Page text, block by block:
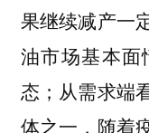
果继续减产一
油市场基本
态；从需求端
体之一，随着